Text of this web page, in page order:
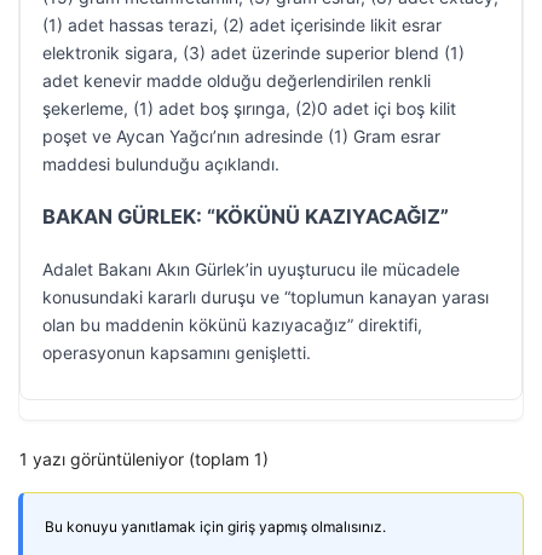
(1) adet hassas terazi, (2) adet içerisinde likit esrar
elektronik sigara, (3) adet üzerinde superior blend (1)
adet kenevir madde olduğu değerlendirilen renkli
şekerleme, (1) adet boş şırınga, (2)0 adet içi boş kilit
poşet ve Aycan Yağcı’nın adresinde (1) Gram esrar
maddesi bulunduğu açıklandı.
BAKAN GÜRLEK: “KÖKÜNÜ KAZIYACAĞIZ”
Adalet Bakanı Akın Gürlek’in uyuşturucu ile mücadele
konusundaki kararlı duruşu ve “toplumun kanayan yarası
olan bu maddenin kökünü kazıyacağız” direktifi,
operasyonun kapsamını genişletti.
1 yazı görüntüleniyor (toplam 1)
Bu konuyu yanıtlamak için giriş yapmış olmalısınız.